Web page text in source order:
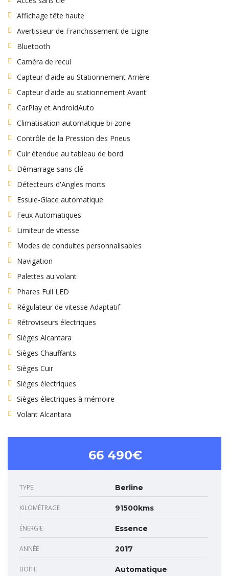
Affichage tête haute
Avertisseur de Franchissement de Ligne
Bluetooth
Caméra de recul
Capteur d'aide au Stationnement Arrière
Capteur d'aide au stationnement Avant
CarPlay et AndroidAuto
Climatisation automatique bi-zone
Contrôle de la Pression des Pneus
Cuir étendue au tableau de bord
Démarrage sans clé
Détecteurs d'Angles morts
Essuie-Glace automatique
Feux Automatiques
Limiteur de vitesse
Modes de conduites personnalisables
Navigation
Palettes au volant
Phares Full LED
Régulateur de vitesse Adaptatif
Rétroviseurs électriques
Sièges Alcantara
Sièges Chauffants
Sièges Cuir
Sièges électriques
Sièges électriques à mémoire
Volant Alcantara
66 490€
TYPE Berline
KILOMÉTRAGE 91500kms
ÉNERGIE Essence
ANNÉE 2017
BOITE Automatique